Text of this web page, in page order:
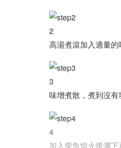
2
高湯煮滾加入適量
3
味增煮散，煮到沒
4
加入柴魚熄火後灑下